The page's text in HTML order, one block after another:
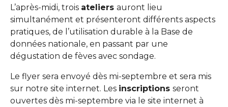
L’après-midi, trois ateliers auront lieu
simultanément et présenteront différents aspects
pratiques, de l’utilisation durable à la Base de
données nationale, en passant par une
dégustation de fèves avec sondage.
Le flyer sera envoyé dès mi-septembre et sera mis
sur notre site internet. Les inscriptions seront
ouvertes dès mi-septembre via le site internet à